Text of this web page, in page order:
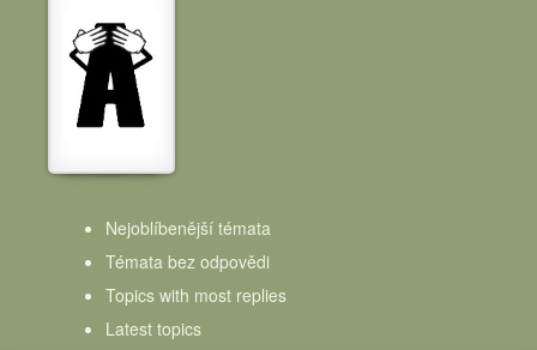
Nejoblíbenější témata
Témata bez odpovědi
Topics with most replies
Latest topics